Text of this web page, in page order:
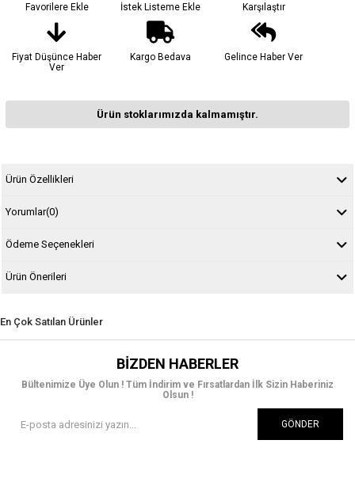
Favorilere Ekle İstek Listeme Ekle Karşılaştır
Fiyat Düşünce Haber
Ver
Kargo Bedava Gelince Haber Ver
Ürün stoklarımızda kalmamıştır.
Ürün Özellikleri
Yorumlar(0)
Ödeme Seçenekleri
Ürün Önerileri
En Çok Satılan Ürünler
BIZDEN HABERLER
Bültenimize Üye Olun ! Tüm İndirim ve Fırsatlardan İlk Sizin Haberiniz
Olsun !
GÖNDER